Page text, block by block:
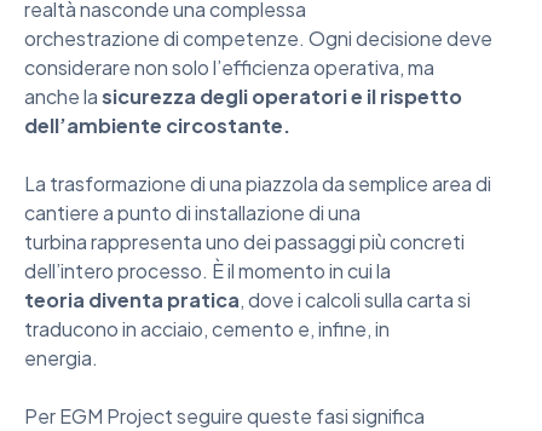
realtà nasconde una complessa
orchestrazione di competenze. Ogni decisione deve
considerare non solo l’efficienza operativa, ma
anche lasicurezza degli operatori e il rispetto
dell’ambiente circostante.
La trasformazione di una piazzola da semplice area di
cantiere a punto di installazione di una
turbina rappresenta uno dei passaggi più concreti
dell’intero processo. È il momento in cui la
teoria diventa pratica, dove i calcoli sulla carta si
traducono in acciaio, cemento e, infine, in
energia.
Per EGM Project seguire queste fasi significa